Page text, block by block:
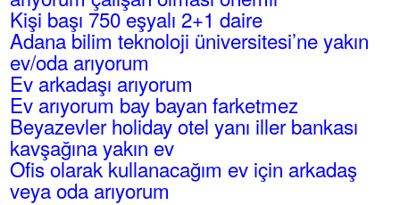
Kişi başı 750 eşyalı 2+1 daire
Adana bilim teknoloji üniversitesi’ne yakın
ev/oda arıyorum
Ev arkadaşı arıyorum
Ev arıyorum bay bayan farketmez
Beyazevler holiday otel yanı iller bankası
kavşağına yakın ev
Ofis olarak kullanacağım ev için arkadaş
veya oda arıyorum